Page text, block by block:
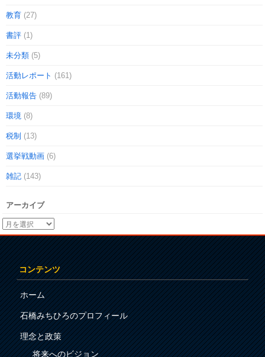
教育 (27)
書評 (1)
未分類 (5)
活動レポート (161)
活動報告 (89)
環境 (8)
税制 (13)
選挙戦動画 (6)
雑記 (143)
アーカイブ
コンテンツ
ホーム
石橋みちひろのプロフィール
理念と政策
将来へのビジョン